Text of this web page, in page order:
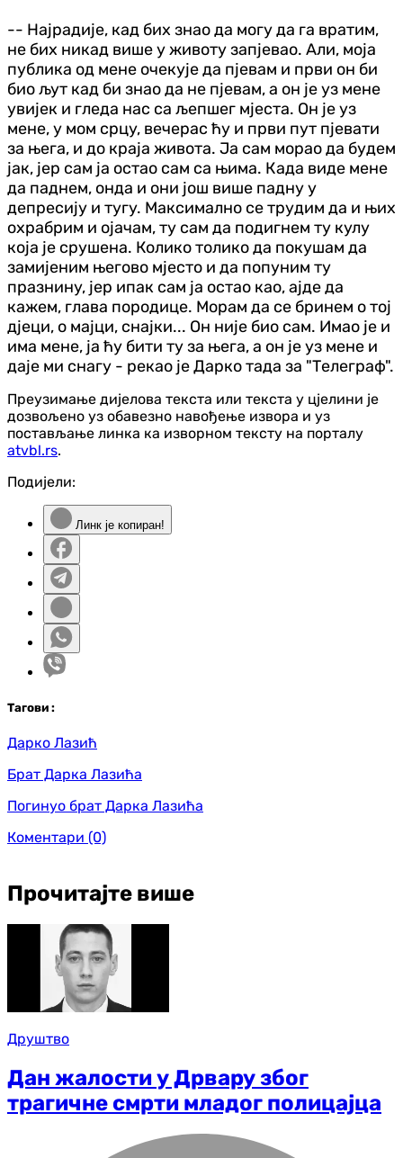
-- Најрадије, кад бих знао да могу да га вратим,
не бих никад више у животу запјевао. Али, моја
публика од мене очекује да пјевам и први он би
био љут кад би знао да не пјевам, а он је уз мене
увијек и гледа нас са љепшег мјеста. Он је уз
мене, у мом срцу, вечерас ћу и први пут пјевати
за њега, и до краја живота. Ја сам морао да будем
јак, јер сам ја остао сам са њима. Када виде мене
да паднем, онда и они још више падну у
депресију и тугу. Максимално се трудим да и њих
охрабрим и ојачам, ту сам да подигнем ту кулу
која је срушена. Колико толико да покушам да
замијеним његово мјесто и да попуним ту
празнину, јер ипак сам ја остао као, ајде да
кажем, глава породице. Морам да се бринем о тој
дјеци, о мајци, снајки... Он није био сам. Имао је и
има мене, ја ћу бити ту за њега, а он је уз мене и
даје ми снагу - рекао је Дарко тада за "Телеграф".
Преузимање дијелова текста или текста у цјелини је
дозвољено уз обавезно навођење извора и уз
постављање линка ка изворном тексту на порталу
atvbl.rs.
Подијели:
Линк је копиран!
Тагови :
Дарко Лазић
Брат Дарка Лазића
Погинуо брат Дарка Лазића
Коментари (0)
Прочитајте више
Друштво
Дан жалости у Дрвару због
трагичне смрти младог полицајца